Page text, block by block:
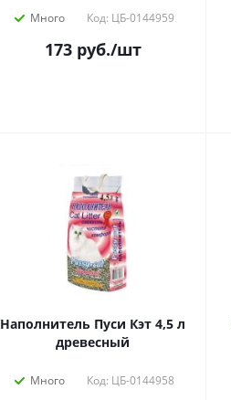
Много Код: ЦБ-0144959
173руб./шт
Наполнитель Пуси Кэт 4,5 л
древесный
Много Код: ЦБ-0144958